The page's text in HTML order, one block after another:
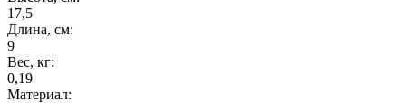
17,5
Длина, см:
9
Вес, кг:
0,19
Материал: